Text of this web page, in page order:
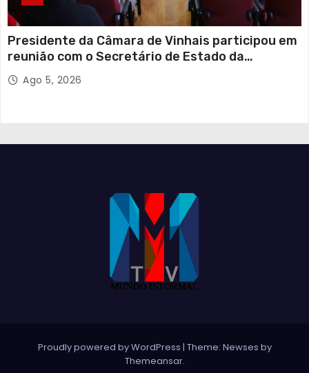
Presidente da Câmara de Vinhais participou em
reunião com o Secretário de Estado da
Proteção Civil
Ago 5, 2026
Proudly powered by WordPress | Theme: Newses by
Themeansar.